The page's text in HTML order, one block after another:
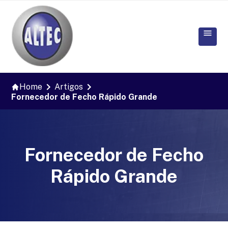
Home
Artigos
Fornecedor de Fecho Rápido Grande
Fornecedor de Fecho
Rápido Grande